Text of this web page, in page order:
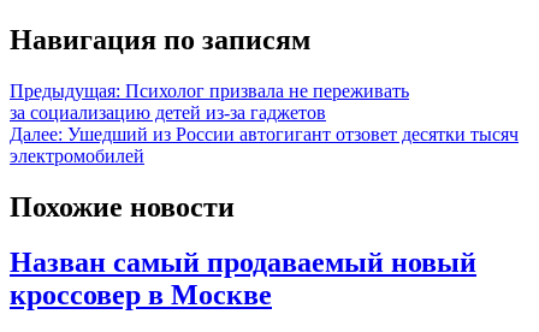
Навигация по записям
Предыдущая: Психолог призвала не переживать
за социализацию детей из-за гаджетов
Далее: Ушедший из России автогигант отзовет десятки тысяч
электромобилей
Похожие новости
Назван самый продаваемый новый
кроссовер в Москве